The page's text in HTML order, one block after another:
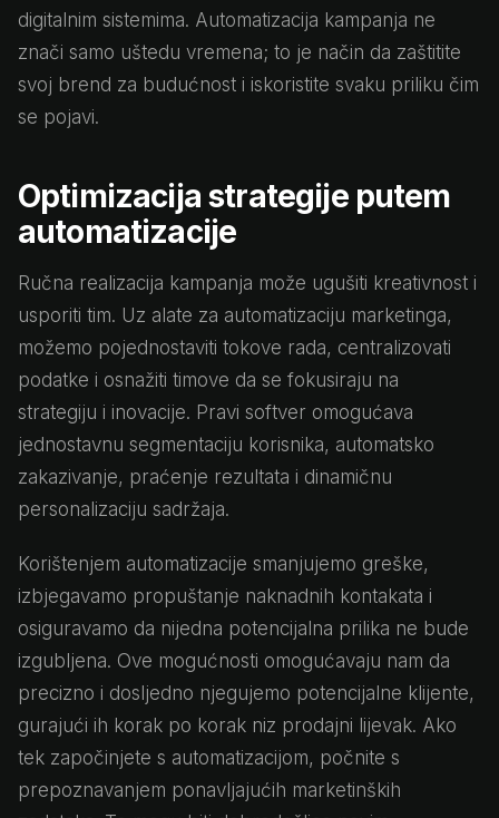
digitalnim sistemima. Automatizacija kampanja ne
znači samo uštedu vremena; to je način da zaštitite
svoj brend za budućnost i iskoristite svaku priliku čim
se pojavi.
Optimizacija strategije putem
automatizacije
Ručna realizacija kampanja može ugušiti kreativnost i
usporiti tim. Uz alate za automatizaciju marketinga,
možemo pojednostaviti tokove rada, centralizovati
podatke i osnažiti timove da se fokusiraju na
strategiju i inovacije. Pravi softver omogućava
jednostavnu segmentaciju korisnika, automatsko
zakazivanje, praćenje rezultata i dinamičnu
personalizaciju sadržaja.
Korištenjem automatizacije smanjujemo greške,
izbjegavamo propuštanje naknadnih kontakata i
osiguravamo da nijedna potencijalna prilika ne bude
izgubljena. Ove mogućnosti omogućavaju nam da
precizno i dosljedno njegujemo potencijalne klijente,
gurajući ih korak po korak niz prodajni lijevak. Ako
tek započinjete s automatizacijom, počnite s
prepoznavanjem ponavljajućih marketinških